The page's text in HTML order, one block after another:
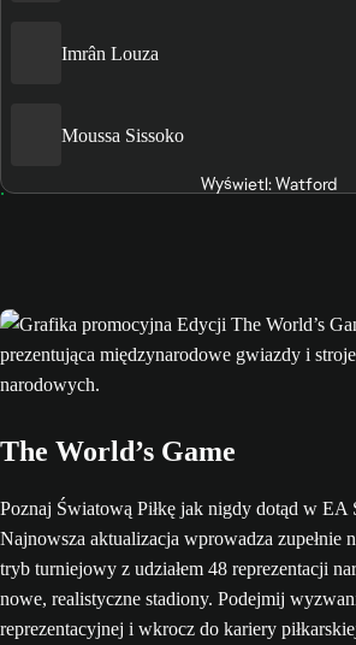
Imrân Louza
Moussa Sissoko
Wyświetl: Watford
The World’s Game
Poznaj Światową Piłkę jak nigdy dotąd w
Najnowsza aktualizacja wprowadza zupełnie
tryb turniejowy z udziałem 48 reprezentacji
nowe, realistyczne stadiony. Podejmij
reprezentacyjnej i wkrocz do kariery